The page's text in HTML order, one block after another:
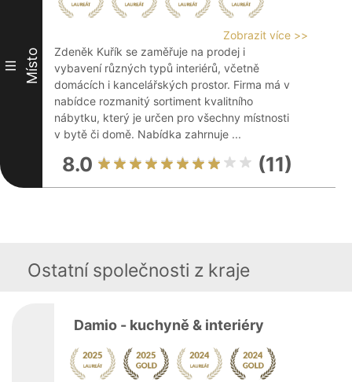
III Místo
Zobrazit více >>
Zdeněk Kuřík se zaměřuje na prodej i
vybavení různých typů interiérů, včetně
domácích i kancelářských prostor. Firma má v
nabídce rozmanitý sortiment kvalitního
nábytku, který je určen pro všechny místnosti
v bytě či domě. Nabídka zahrnuje ...
8.0 (11)
Ostatní společnosti z kraje
Damio - kuchyně & interiéry